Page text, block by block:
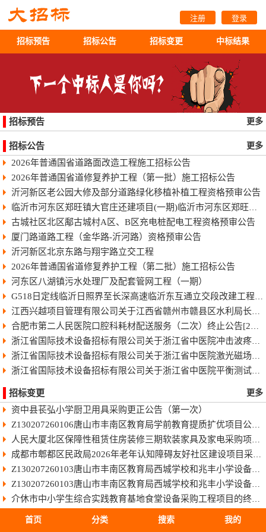
注册 登录
招标预告 招标公告 招标变更 中标结果
招标预告 更多
招标公告 更多
2026年普通国省道路面改造工程施工招标公告
2026年普通国省道修复养护工程（第一批）施工招标公告
沂河新区老公园大修及部分道路绿化移植补植工程资格预审公告
临沂市河东区郑旺镇大官庄还建项目(一期)临沂市河东区郑旺镇大官庄还建项目（一期）
古城社区北区鄅古城村A区、B区充电桩配电工程资格预审公告
厦门路道路工程（金华路-沂河路）资格预审公告
沂河新区北京东路与翔宇路立交工程
2026年普通国省道修复养护工程（第二批）施工招标公告
河东区八湖镇污水处理厂及配套管网工程（一期）
G518日定线临沂日照界至长深高速临沂东互通立交段改建工程快速化智慧公路施工招标公告
江西兴越项目管理有限公司关于江西省赣州市赣县区水利局长臂型中型蓝藻打捞干化一体船采购（项目编号：JXXY2026-GX-J002）的电子化竞争性谈判公告
合肥市第二人民医院口腔科耗材配送服务（二次）终止公告[2026]
浙江省国际技术设备招标有限公司关于浙江省中医院冲击波疼痛治疗仪项目中标(成交)结果公告
浙江省国际技术设备招标有限公司关于浙江省中医院激光磁场理疗仪项目中标(成交)结果公告
浙江省国际技术设备招标有限公司关于浙江省中医院平衡测试及训练系统项目中标(成交)结果公告
招标变更 更多
资中县苌弘小学厨卫用具采购更正公告（第一次）
Z130207260106唐山市丰南区教育局学前教育提质扩优项目公开招标
人民大厦北区保障性租赁住房装修三期软装家具及家电采购项目（项目编号：GXAD2026-G1-00001-GXLC）中标单位商务标作为附件上传的公告
成都市郫都区民政局2026年老年认知障碍友好社区建设项目采购更正公告（第一次）
Z130207260103唐山市丰南区教育局西城学校和兆丰小学设备购置项目公开招标[澄清公告]
Z130207260103唐山市丰南区教育局西城学校和兆丰小学设备购置项目公开招标
介休市中小学生综合实践教育基地食堂设备采购工程项目的终止公告
雅安市雨城区人民医院消杀及防护耗材采购项目(三次)结果更正公告（第一次）
首页 分类 搜索 我的